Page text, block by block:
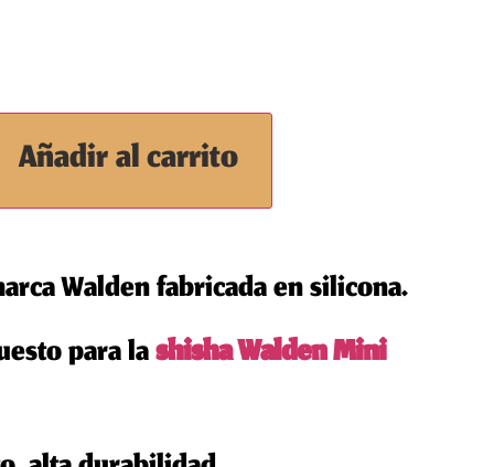
Añadir al carrito
Walden fabricada en silicona.
para lashisha Walden Mini